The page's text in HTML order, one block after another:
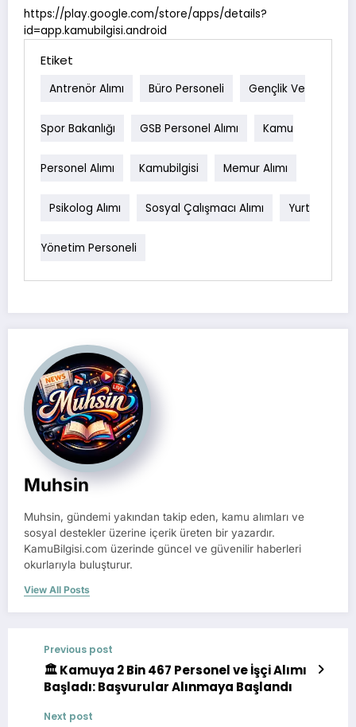
https://play.google.com/store/apps/details?
id=app.kamubilgisi.android
Etiket
Antrenör Alımı Büro Personeli Gençlik Ve
Spor Bakanlığı GSB Personel Alımı Kamu
Personel Alımı Kamubilgisi Memur Alımı
Psikolog Alımı Sosyal Çalışmacı Alımı Yurt
Yönetim Personeli
Muhsin
Muhsin, gündemi yakından takip eden, kamu alımları ve
sosyal destekler üzerine içerik üreten bir yazardır.
KamuBilgisi.com üzerinde güncel ve güvenilir haberleri
okurlarıyla buluşturur.
View All Posts
Previous post
🏛️ Kamuya 2 Bin 467 Personel ve İşçi Alımı
Başladı: Başvurular Alınmaya Başlandı
Next post